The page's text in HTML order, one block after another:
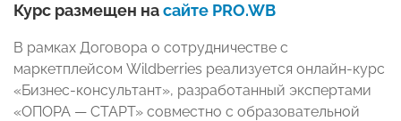
Курс размещен насайте PRO.WB
В рамках Договора о сотрудничестве с
маркетплейсом Wildberries реализуется онлайн-курс
«Бизнес-консультант», разработанный экспертами
«ОПОРА — СТАРТ» совместно с образовательной